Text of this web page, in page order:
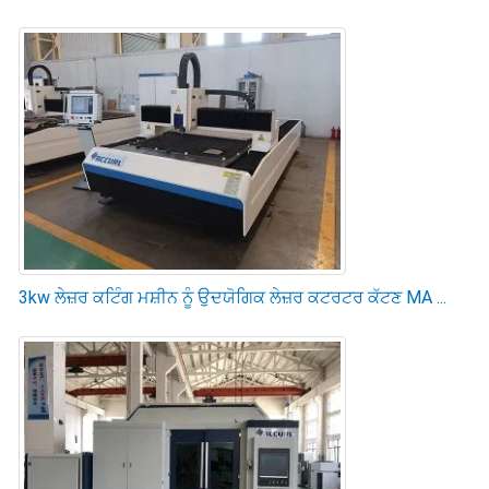
3kw ਲੇਜ਼ਰ ਕਟਿੰਗ ਮਸ਼ੀਨ ਨੂੰ ਉਦਯੋਗਿਕ ਲੇਜ਼ਰ ਕਟਰਟਰ ਕੱਟਣ MA ...